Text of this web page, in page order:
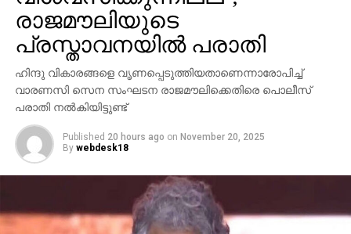
അറിയാമായിരുന്നുവെന്നും അദ്ദേഹം കൂട്ടിച്ചേര്‍ത്തു.
രാജമൗലിയുടെ
പ്രസ്താവനയില്‍ പരാതി
ഹിന്ദു വികാരങ്ങളെ വൃണപ്പെടുത്തിയതാണെന്നാരോപിച്ച്
വാരണസി സെന സംഘടന രാജമൗലിക്കെതിരെ പൊലീസ്
പരാതി നല്‍കിയിട്ടുണ്ട്
Published 20 hours ago on November 20, 2025
By webdesk18